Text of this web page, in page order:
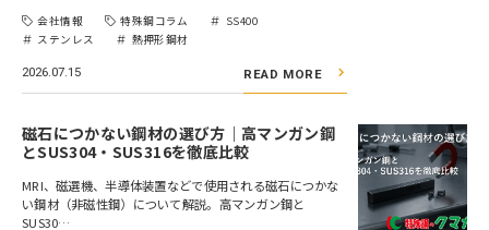
会社情報 特殊鋼コラム
SS400
ステンレス
熱押形鋼材
2026.07.15 READ MORE
磁石につかない鋼材の選び方｜高マンガン鋼
とSUS304・SUS316を徹底比較
MRI、磁選機、半導体装置などで使用される磁石につかな
い鋼材（非磁性鋼）について解説。高マンガン鋼と
SUS30…